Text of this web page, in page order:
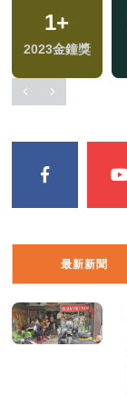
1+
2023金鐘獎
最新新聞